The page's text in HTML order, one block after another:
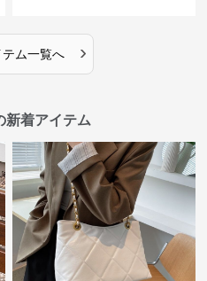
テム一覧へ ›
新着アイテム